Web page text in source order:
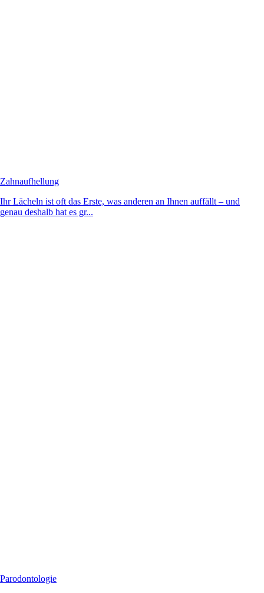
Zahnaufhellung
Ihr Lächeln ist oft das Erste, was anderen an Ihnen auffällt – und
genau deshalb hat es gr...
Parodontologie